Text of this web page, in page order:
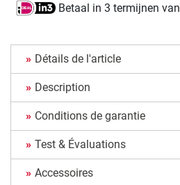
Betaal in 3 termijnen van
Détails de l'article
Description
Conditions de garantie
Test & Évaluations
Accessoires